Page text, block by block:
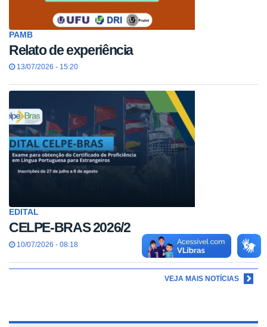
PAMB
Relato de experiência
13/07/2026 - 15:20
EDITAL
CELPE-BRAS 2026/2
10/07/2026 - 08:18
VEJA MAIS NOTÍCIAS